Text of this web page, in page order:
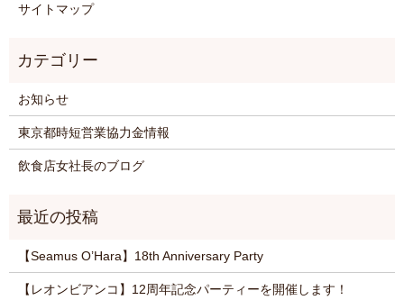
サイトマップ
お知らせ
東京都時短営業協力金情報
飲食店女社長のブログ
【Seamus O’Hara】18th Anniversary Party
【レオンビアンコ】12周年記念パーティーを開催します！